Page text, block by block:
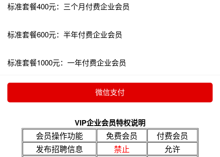
标准套餐400元：三个月付费企业会员
标准套餐600元：半年付费企业会员
标准套餐1000元：一年付费企业会员
VIP企业会员特权说明
会员操作功能 免费会员
付费会员
发布招聘信息
禁止
允许